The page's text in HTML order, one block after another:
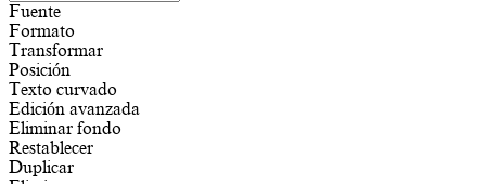
Fuente
Formato
Transformar
Posición
Texto curvado
Edición avanzada
Eliminar fondo
Restablecer
Duplicar